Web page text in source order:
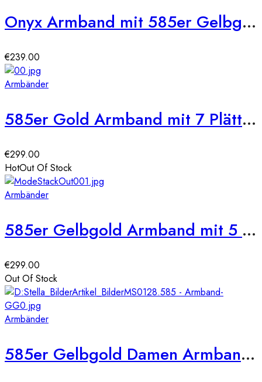
Onyx Armband mit 585er Gelbgold Kugel
€239.00
Armbänder
585er Gold Armband mit 7 Plättchen 19cm Armkette
€299.00
HotOut Of Stock
Armbänder
585er Gelbgold Armband mit 5 Plättchen 19 cm
€299.00
Out Of Stock
Armbänder
585er Gelbgold Damen Armband Zirkonia